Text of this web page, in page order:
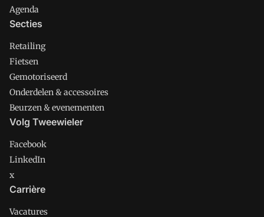
Agenda
Secties
Retailing
Fietsen
Gemotoriseerd
Onderdelen & accessoires
Beurzen & evenementen
Volg Tweewieler
Facebook
LinkedIn
x
Carrière
Vacatures